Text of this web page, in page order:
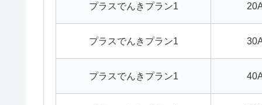
プラスでんきプラン1
プラスでんきプラン1
プラスでんきプラン1